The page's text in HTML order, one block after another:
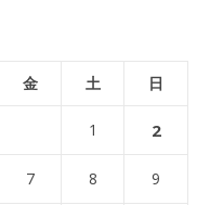
金 土 日
1 2
7 8 9